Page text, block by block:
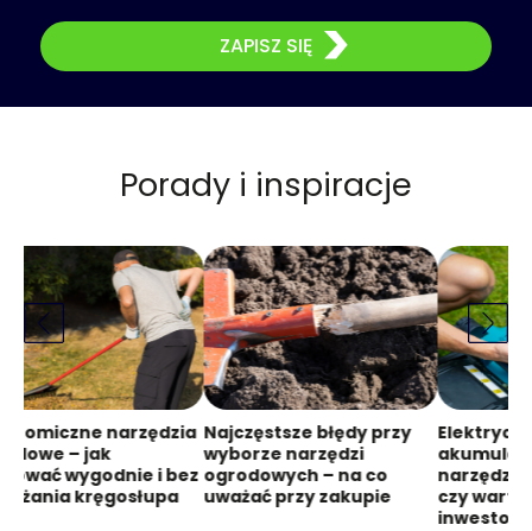
ZAPISZ SIĘ
Porady i inspiracje
narzędzia
– jak
wygodnie i bez
kręgosłupa
Najczęstsze błędy przy
wyborze narzędzi
ogrodowych – na co
uważać przy zakupie
czy warto